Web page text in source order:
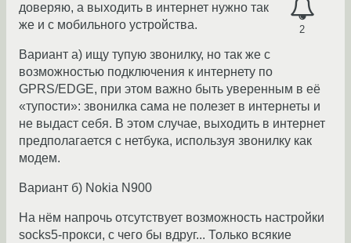
2
доверяю, а выходить в интернет нужно так
же и с мобильного устройства.
Вариант а) ищу тупую звонилку, но так же с
возможностью подключения к интернету по
GPRS/EDGE, при этом важно быть уверенным в её
«тупости»: звонилка сама не полезет в интернеты и
не выдаст себя. В этом случае, выходить в интернет
предполагается с нетбука, используя звонилку как
модем.
Вариант б) Nokia N900
На нём напрочь отсутствует возможность настройки
socks5-прокси, с чего бы вдруг... Только всякие